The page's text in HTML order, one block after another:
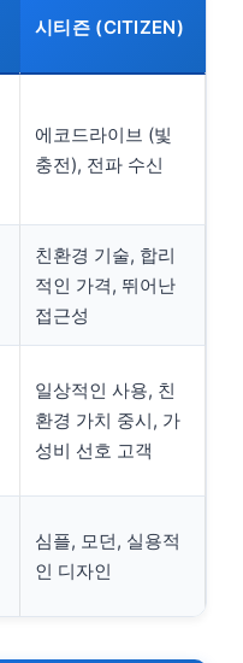
시티즌 (CITIZEN)
에코드라이브 (빛
충전), 전파 수신
친환경 기술, 합리
적인 가격, 뛰어난
접근성
일상적인 사용, 친
환경 가치 중시, 가
성비 선호 고객
심플, 모던, 실용적
인 디자인